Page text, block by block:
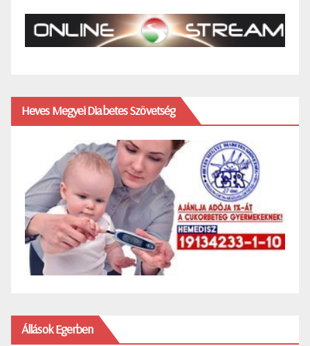
Heves Megyei Diabetes Szövetség
Állások Egerben